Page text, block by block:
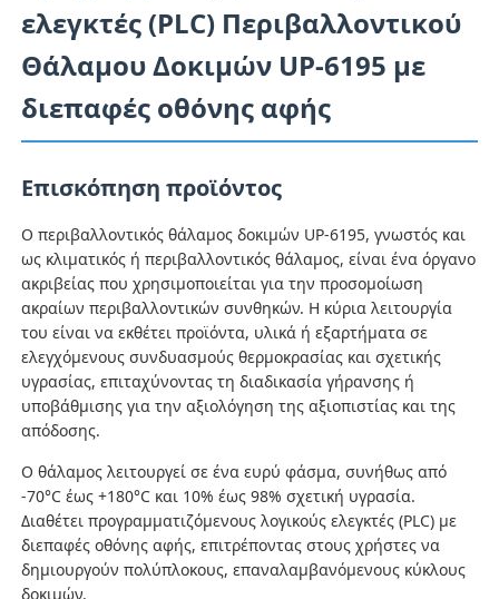
Προϊόντα
Σχετικά με εμάς
Ποιοτικός έλεγχος
επαφή
Ζητήστε ένα απόσπασμα
Εξοπλισμός δοκιμής εργαστηρίων
Θάλαμος Περιβαλλοντικών Δοκιμών
Καθολική μηχανή δοκιμών
ελεγκτές (PLC) Περιβαλλοντικού
Θάλαμου Δοκιμών UP-6195 με
διεπαφές οθόνης αφής
Επισκόπηση προϊόντος
Ο περιβαλλοντικός θάλαμος δοκιμών UP-6195, γνωστός και
ως κλιματικός ή περιβαλλοντικός θάλαμος, είναι ένα όργανο
ακριβείας που χρησιμοποιείται για την προσομοίωση
ακραίων περιβαλλοντικών συνθηκών. Η κύρια λειτουργία
του είναι να εκθέτει προϊόντα, υλικά ή εξαρτήματα σε
ελεγχόμενους συνδυασμούς θερμοκρασίας και σχετικής
υγρασίας, επιταχύνοντας τη διαδικασία γήρανσης ή
υποβάθμισης για την αξιολόγηση της αξιοπιστίας και της
απόδοσης.
Ο θάλαμος λειτουργεί σε ένα ευρύ φάσμα, συνήθως από
-70°C έως +180°C και 10% έως 98% σχετική υγρασία.
Διαθέτει προγραμματιζόμενους λογικούς ελεγκτές (PLC) με
διεπαφές οθόνης αφής, επιτρέποντας στους χρήστες να
δημιουργούν πολύπλοκους, επαναλαμβανόμενους κύκλους
δοκιμών.